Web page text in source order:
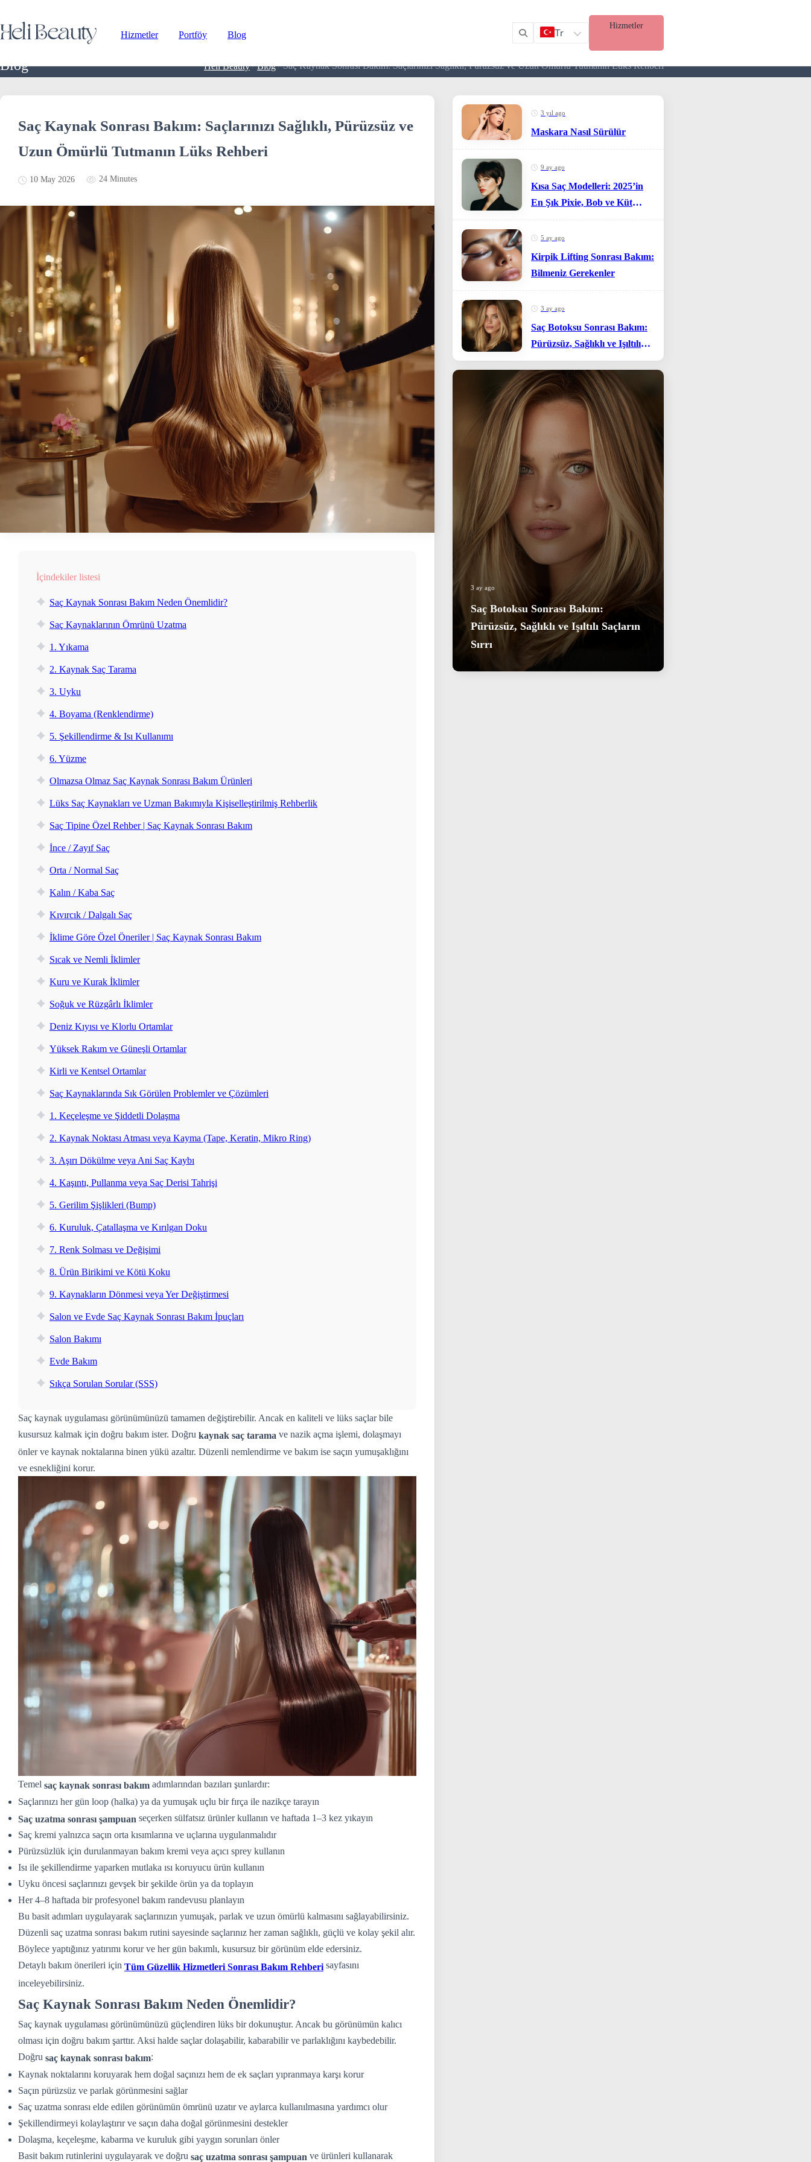
Hizmetler Portföy Blog Tr
Hizmetler
Blog Heli Beauty / Blog / Saç Kaynak Sonrası Bakım: Saçlarınızı Sağlıklı, Pürüzsüz ve Uzun Ömürlü Tutmanın Lüks Rehberi
Saç Kaynak Sonrası Bakım: Saçlarınızı Sağlıklı, Pürüzsüz ve
Uzun Ömürlü Tutmanın Lüks Rehberi
10 May 2026 24 Minutes
İçindekiler listesi
Saç Kaynak Sonrası Bakım Neden Önemlidir?
Saç Kaynaklarının Ömrünü Uzatma
1. Yıkama
2. Kaynak Saç Tarama
3. Uyku
4. Boyama (Renklendirme)
5. Şekillendirme & Isı Kullanımı
6. Yüzme
Olmazsa Olmaz Saç Kaynak Sonrası Bakım Ürünleri
Lüks Saç Kaynakları ve Uzman Bakımıyla Kişiselleştirilmiş Rehberlik
Saç Tipine Özel Rehber | Saç Kaynak Sonrası Bakım
İnce / Zayıf Saç
Orta / Normal Saç
Kalın / Kaba Saç
Kıvırcık / Dalgalı Saç
İklime Göre Özel Öneriler | Saç Kaynak Sonrası Bakım
Sıcak ve Nemli İklimler
Kuru ve Kurak İklimler
Soğuk ve Rüzgârlı İklimler
Deniz Kıyısı ve Klorlu Ortamlar
Yüksek Rakım ve Güneşli Ortamlar
Kirli ve Kentsel Ortamlar
Saç Kaynaklarında Sık Görülen Problemler ve Çözümleri
1. Keçeleşme ve Şiddetli Dolaşma
2. Kaynak Noktası Atması veya Kayma (Tape, Keratin, Mikro Ring)
3. Aşırı Dökülme veya Ani Saç Kaybı
4. Kaşıntı, Pullanma veya Saç Derisi Tahrişi
5. Gerilim Şişlikleri (Bump)
6. Kuruluk, Çatallaşma ve Kırılgan Doku
7. Renk Solması ve Değişimi
8. Ürün Birikimi ve Kötü Koku
9. Kaynakların Dönmesi veya Yer Değiştirmesi
Salon ve Evde Saç Kaynak Sonrası Bakım İpuçları
Salon Bakımı
Evde Bakım
Sıkça Sorulan Sorular (SSS)
Saç kaynak uygulaması görünümünüzü tamamen değiştirebilir. Ancak en kaliteli ve lüks saçlar bile
kusursuz kalmak için doğru bakım ister. Doğru kaynak saç tarama ve nazik açma işlemi, dolaşmayı
önler ve kaynak noktalarına binen yükü azaltır. Düzenli nemlendirme ve bakım ise saçın yumuşaklığını
ve esnekliğini korur.
Temel saç kaynak sonrası bakım adımlarından bazıları şunlardır:
Saçlarınızı her gün loop (halka) ya da yumuşak uçlu bir fırça ile nazikçe tarayın
Saç uzatma sonrası şampuan seçerken sülfatsız ürünler kullanın ve haftada 1–3 kez yıkayın
Saç kremi yalnızca saçın orta kısımlarına ve uçlarına uygulanmalıdır
Pürüzsüzlük için durulanmayan bakım kremi veya açıcı sprey kullanın
Isı ile şekillendirme yaparken mutlaka ısı koruyucu ürün kullanın
Uyku öncesi saçlarınızı gevşek bir şekilde örün ya da toplayın
Her 4–8 haftada bir profesyonel bakım randevusu planlayın
Bu basit adımları uygulayarak saçlarınızın yumuşak, parlak ve uzun ömürlü kalmasını sağlayabilirsiniz.
Düzenli saç uzatma sonrası bakım rutini sayesinde saçlarınız her zaman sağlıklı, güçlü ve kolay şekil alır.
Böylece yaptığınız yatırımı korur ve her gün bakımlı, kusursuz bir görünüm elde edersiniz.
Detaylı bakım önerileri için Tüm Güzellik Hizmetleri Sonrası Bakım Rehberi sayfasını
inceleyebilirsiniz.
Saç Kaynak Sonrası Bakım Neden Önemlidir?
Saç kaynak uygulaması görünümünüzü güçlendiren lüks bir dokunuştur. Ancak bu görünümün kalıcı
olması için doğru bakım şarttır. Aksi halde saçlar dolaşabilir, kabarabilir ve parlaklığını kaybedebilir.
Doğru saç kaynak sonrası bakım:
Kaynak noktalarını koruyarak hem doğal saçınızı hem de ek saçları yıpranmaya karşı korur
Saçın pürüzsüz ve parlak görünmesini sağlar
Saç uzatma sonrası elde edilen görünümün ömrünü uzatır ve aylarca kullanılmasına yardımcı olur
Şekillendirmeyi kolaylaştırır ve saçın daha doğal görünmesini destekler
Dolaşma, keçeleşme, kabarma ve kuruluk gibi yaygın sorunları önler
Basit bakım rutinlerini uygulayarak ve doğru saç uzatma sonrası şampuan ve ürünleri kullanarak
3 yıl ago
Maskara Nasıl Sürülür
9 ay ago
Kısa Saç Modelleri: 2025’in
En Şık Pixie, Bob ve Küt
5 ay ago
Kirpik Lifting Sonrası Bakım:
Bilmeniz Gerekenler
3 ay ago
Saç Botoksu Sonrası Bakım:
Pürüzsüz, Sağlıklı ve Işıltılı
Saçların Sırrı
3 ay ago
Saç Botoksu Sonrası Bakım:
Pürüzsüz, Sağlıklı ve Işıltılı Saçların
Sırrı